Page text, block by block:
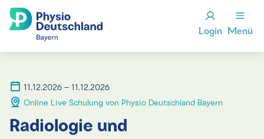
Login Menü
11.12.2026 – 11.12.2026
Online Live Schulung von Physio Deutschland Bayern
Radiologie und